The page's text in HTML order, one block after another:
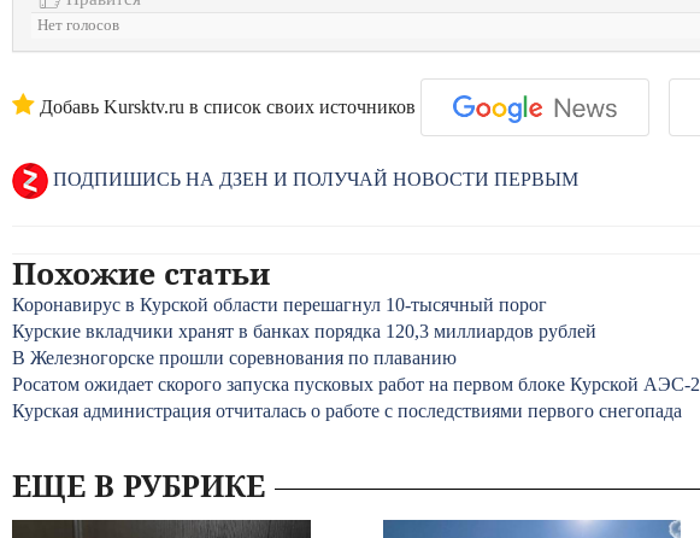
Нет голосов
Добавь Kursktv.ru в список своих источников
ПОДПИШИСЬ НА ДЗЕН И ПОЛУЧАЙ НОВОСТИ ПЕРВЫМ
Похожие статьи
Коронавирус в Курской области перешагнул 10-тысячный порог
Курские вкладчики хранят в банках порядка 120,3 миллиардов рублей
В Железногорске прошли соревнования по плаванию
Росатом ожидает скорого запуска пусковых работ на первом блоке Курской АЭС-2
Курская администрация отчиталась о работе с последствиями первого снегопада
ЕЩЕ В РУБРИКЕ